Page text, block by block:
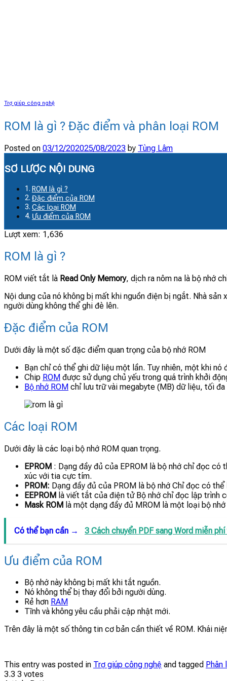
Trợ giúp công nghệ
ROM là gì ? Đặc điểm và phân loại ROM
Posted on 03/12/202025/08/2023 by Tùng Lâm
SƠ LƯỢC NỘI DUNG
ROM là gì ?
Đặc điểm của ROM
Các loại ROM
Ưu điểm của ROM
Lượt xem: 1,636
ROM là gì ?
ROM viết tắt là Read Only Memory, dịch ra nôm na là bộ nhớ
Nội dung của nó không bị mất khi nguồn điện bị ngắt. Nhà
người dùng không thể ghi đè lên.
Đặc điểm của ROM
Dưới đây là một số đặc điểm quan trọng của bộ nhớ ROM
Bạn chỉ có thể ghi dữ liệu một lần. Tuy nhiên, một khi
Chip ROM được sử dụng chủ yếu trong quá trình khởi
Bộ nhớ ROM chỉ lưu trữ vài megabyte (MB) dữ liệu, tối
Các loại ROM
Dưới đây là các loại bộ nhớ ROM quan trọng.
EPROM : Dạng đầy đủ của EPROM là bộ nhớ chỉ đọc
xúc với tia cực tím.
PROM: Dạng đầy đủ của PROM là bộ nhớ Chỉ đọc có
EEPROM là viết tắt của điện tử Bộ nhớ chỉ đọc lập trình
Mask ROM là một dạng đầy đủ MROM là một loại bộ
Có thể bạn cần → 3 Cách chuyển PDF sang Word miễn
Ưu điểm của ROM
Bộ nhớ này không bị mất khi tắt nguồn.
Nó không thể bị thay đổi bởi người dùng.
Rẻ hơn RAM
Tĩnh và không yêu cầu phải cập nhật mới.
Trên đây là một số thông tin cơ bản cần thiết về ROM. Khái
This entry was posted in Trợ giúp công nghệ and tagged Phân
3.3 3 votes